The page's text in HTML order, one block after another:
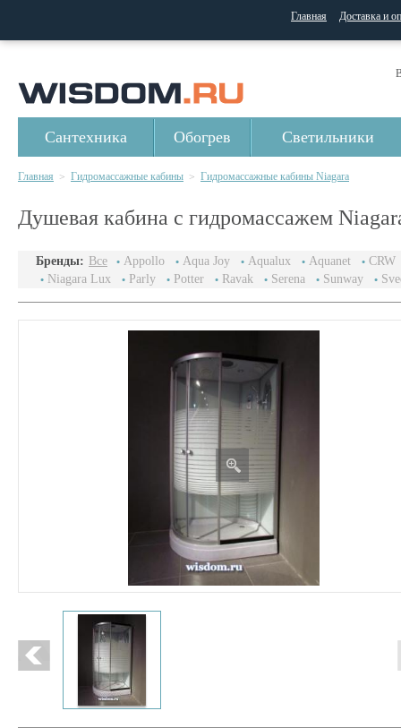
Главная Доставка и
Сантехника Обогрев Светильники
Главная > Гидромассажные кабины > Гидромассажные кабины Niagara
Душевая кабина с гидромассажем
Бренды: Все Appollo Aqua Joy Aqualux Aquanet
CRW
Niagara Lux
Parly Potter Ravak Serena Sunway